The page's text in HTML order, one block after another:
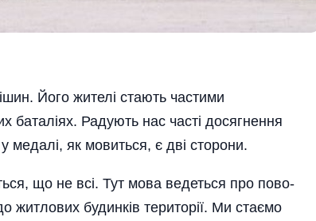
Його жителі стають частими
баталіях. Радують нас часті досягнення
медалі, як мовиться, є дві сторони.
що не всі. Тут мова ведеться про пово­
житлових будинків території. Ми стаємо